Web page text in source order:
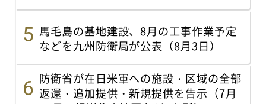
馬毛島の基地建設、8月の工事作業予定
などを九州防衛局が公表（8月3日）
防衛省が在日米軍への施設・区域の全部
返還・追加提供・新規提供を告示（7月